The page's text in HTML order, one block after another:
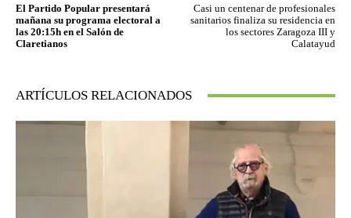
El Partido Popular presentará
mañana su programa electoral a
las 20:15h en el Salón de
Claretianos
Casi un centenar de profesionales
sanitarios finaliza su residencia en
los sectores Zaragoza III y
Calatayud
ARTÍCULOS RELACIONADOS